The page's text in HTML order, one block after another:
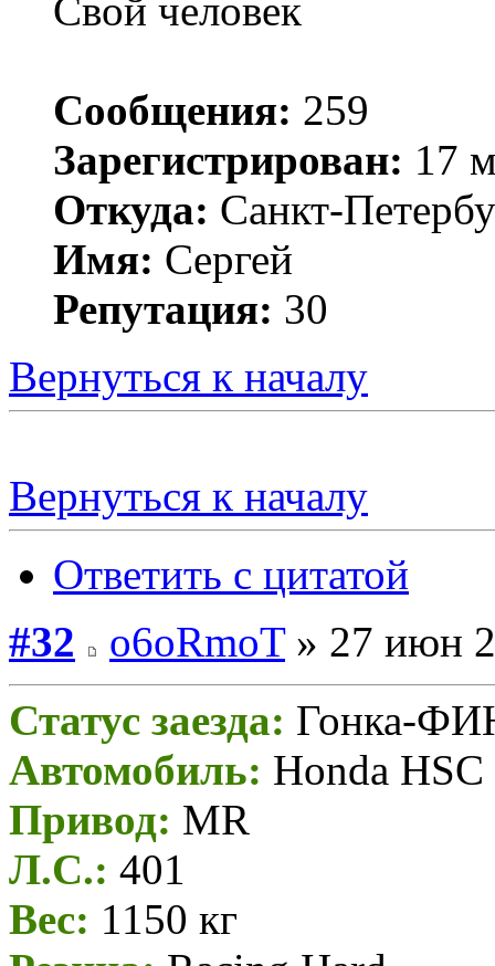
Свой человек
Сообщения: 259
Зарегистрирован: 17
Откуда: Санкт-
Имя: Сергей
Репутация: 30
Вернуться к началу
Вернуться к началу
Ответить с цитатой
#32
o6oRmoT» 27 июн
Статус заезда: Гонка-
Автомобиль: Honda HSC
Привод: MR
Л.С.: 401
Вес: 1150 кг